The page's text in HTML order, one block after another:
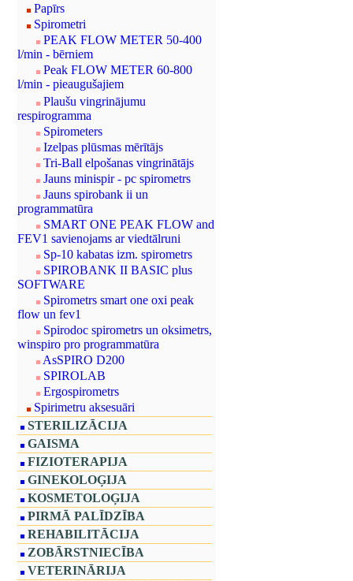
Papīrs
Spirometri
PEAK FLOW METER 50-400
l/min - bērniem
Peak FLOW METER 60-800
l/min - pieaugušajiem
Plaušu vingrinājumu
respirogramma
Spirometers
Izelpas plūsmas mērītājs
Tri-Ball elpošanas vingrinātājs
Jauns minispir - pc spirometrs
Jauns spirobank ii un
programmatūra
SMART ONE PEAK FLOW and
FEV1 savienojams ar viedtālruni
Sp-10 kabatas izm. spirometrs
SPIROBANK II BASIC plus
SOFTWARE
Spirometrs smart one oxi peak
flow un fev1
Spirodoc spirometrs un oksimetrs,
winspiro pro programmatūra
AsSPIRO D200
SPIROLAB
Ergospirometrs
Spirimetru aksesuāri
STERILIZĀCIJA
GAISMA
FIZIOTERAPIJA
GINEKOLOĢIJA
KOSMETOLOĢIJA
PIRMĀ PALĪDZĪBA
REHABILITĀCIJA
ZOBĀRSTNIECĪBA
VETERINĀRIJA